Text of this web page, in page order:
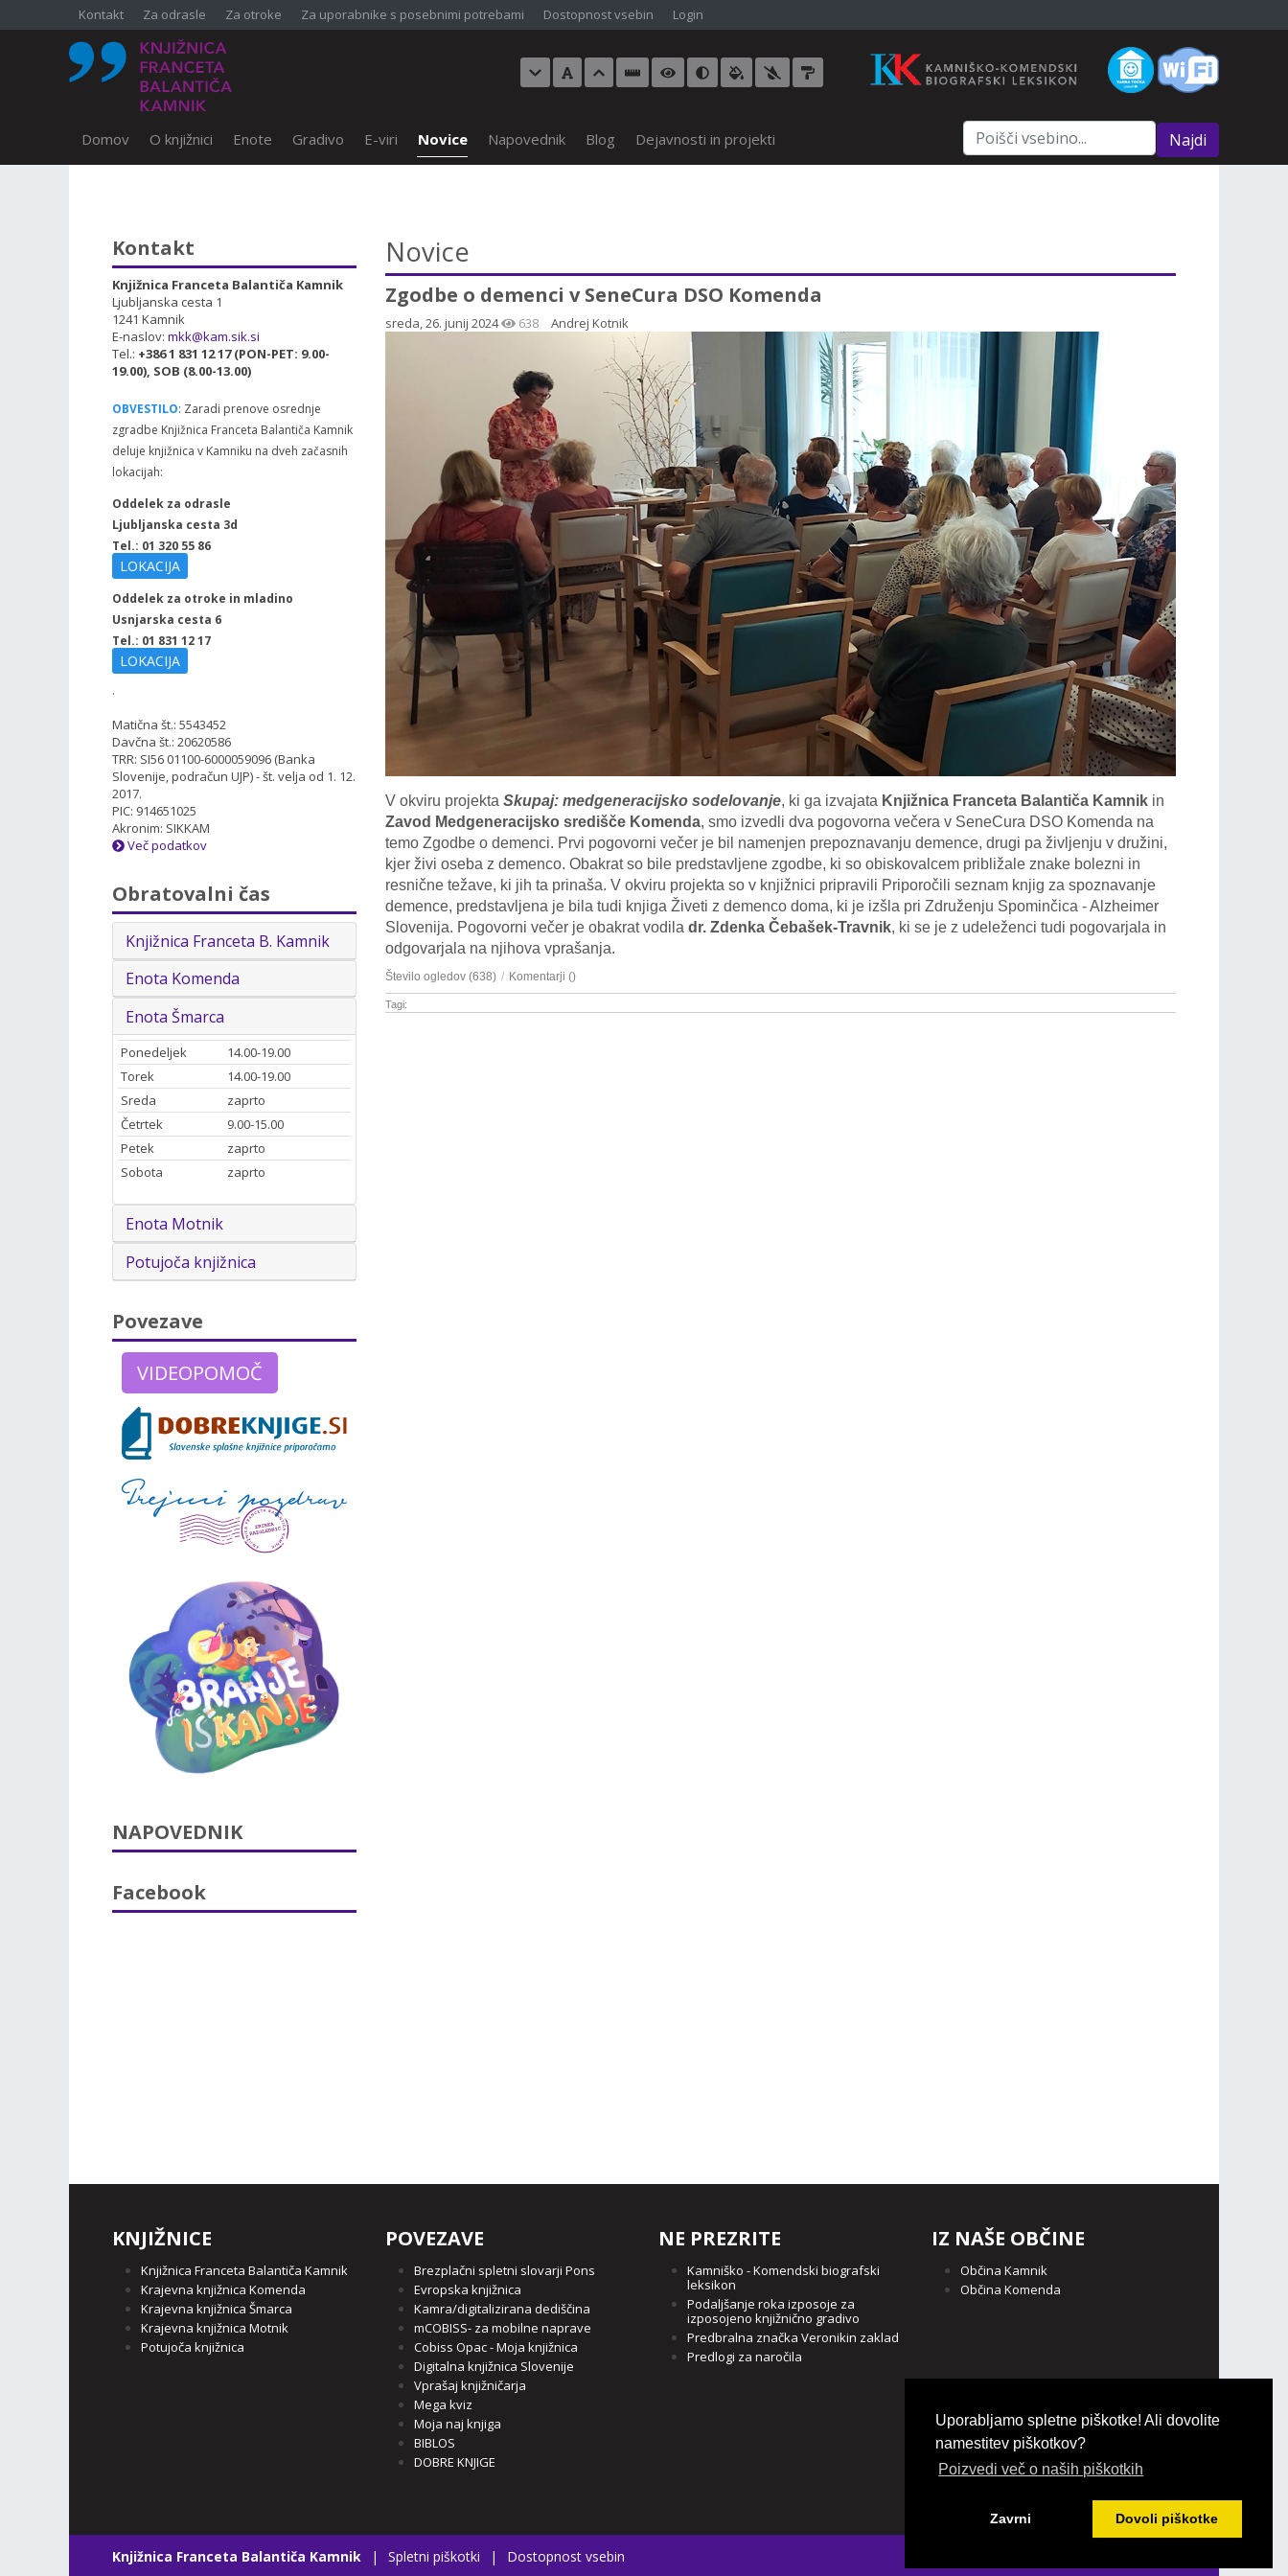
Kontakt Za odrasle Za otroke Za uporabnike s posebnimi potrebami Dostopnost vsebin Login
Domov O knjižnici Enote Gradivo E-viri Novice Napovednik Blog Dejavnosti in projekti Najdi
Novice
Zgodbe o demenci v SeneCura DSO Komenda
sreda, 26. junij 2024 638 Andrej Kotnik
V okviru projekta Skupaj: medgeneracijsko sodelovanje, ki ga izvajata Knjižnica Franceta Balantiča Kamnik in
Zavod Medgeneracijsko središče Komenda, smo izvedli dva pogovorna večera v SeneCura DSO Komenda na
temo Zgodbe o demenci. Prvi pogovorni večer je bil namenjen prepoznavanju demence, drugi pa življenju v družini,
kjer živi oseba z demenco. Obakrat so bile predstavljene zgodbe, ki so obiskovalcem približale znake bolezni in
resnične težave, ki jih ta prinaša. V okviru projekta so v knjižnici pripravili Priporočili seznam knjig za spoznavanje
demence, predstavljena je bila tudi knjiga Živeti z demenco doma, ki je izšla pri Združenju Spominčica - Alzheimer
Slovenija. Pogovorni večer je obakrat vodila dr. Zdenka Čebašek-Travnik, ki se je z udeleženci tudi pogovarjala in
odgovarjala na njihova vprašanja.
Število ogledov (638) / Komentarji ()
Tagi:
Kontakt
Knjižnica Franceta Balantiča Kamnik
Ljubljanska cesta 1
1241 Kamnik
E-naslov: mkk@kam.sik.si
Tel.: +386 1 831 12 17 (PON-PET: 9.00-
19.00), SOB (8.00-13.00)
OBVESTILO: Zaradi prenove osrednje
zgradbe Knjižnica Franceta Balantiča Kamnik
deluje knjižnica v Kamniku na dveh začasnih
lokacijah:
Oddelek za odrasle
Ljubljanska cesta 3d
Tel.: 01 320 55 86
LOKACIJA
Oddelek za otroke in mladino
Usnjarska cesta 6
Tel.: 01 831 12 17
LOKACIJA
.
Matična št.: 5543452
Davčna št.: 20620586
TRR: SI56 01100-6000059096 (Banka
Slovenije, podračun UJP) - št. velja od 1. 12.
2017.
PIC: 914651025
Akronim: SIKKAM
Več podatkov
Obratovalni čas
Knjižnica Franceta B. Kamnik
Enota Komenda
Enota Šmarca
Ponedeljek
14.00-19.00
Torek
14.00-19.00
Sreda
zaprto
Četrtek
9.00-15.00
Petek
zaprto
Sobota
zaprto
Enota Motnik
Potujoča knjižnica
Povezave
VIDEOPOMOČ
NAPOVEDNIK
Facebook
KNJIŽNICE
Knjižnica Franceta Balantiča Kamnik
Krajevna knjižnica Komenda
Krajevna knjižnica Šmarca
Krajevna knjižnica Motnik
Potujoča knjižnica
POVEZAVE
Brezplačni spletni slovarji Pons
Evropska knjižnica
Kamra/digitalizirana dediščina
mCOBISS- za mobilne naprave
Cobiss Opac - Moja knjižnica
Digitalna knjižnica Slovenije
Vprašaj knjižničarja
Mega kviz
Moja naj knjiga
BIBLOS
DOBRE KNJIGE
NE PREZRITE
Kamniško - Komendski biografski
leksikon
Podaljšanje roka izposoje za
izposojeno knjižnično gradivo
Predbralna značka Veronikin zaklad
Predlogi za naročila
IZ NAŠE OBČINE
Občina Kamnik
Občina Komenda
Knjižnica Franceta Balantiča Kamnik | Spletni piškotki | Dostopnost vsebin
Uporabljamo spletne piškotke! Ali dovolite
namestitev piškotkov?
Poizvedi več o naših piškotkih
Zavrni Dovoli piškotke